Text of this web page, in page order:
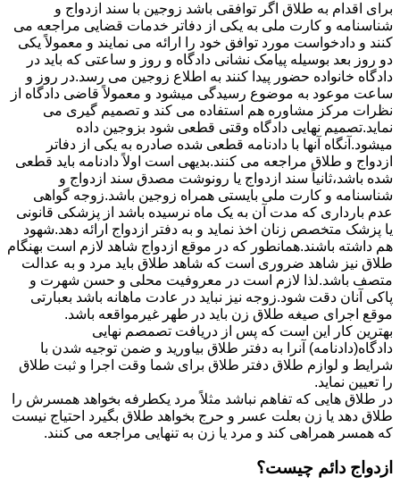
برای اقدام به طلاق اگر توافقی باشد زوجین با سند ازدواج و
شناسنامه و کارت ملی به یکی از دفاتر خدمات قضایی مراجعه می
کنند و دادخواست مورد توافق خود را ارائه می نمایند و معمولاً یکی
دو روز بعد بوسیله پیامک نشانی دادگاه و روز و ساعتی که باید در
دادگاه خانواده حضور پیدا کنند به اطلاع زوجین می رسد.در روز و
ساعت موعود به موضوع رسیدگی میشود و معمولاً قاضی دادگاه از
نظرات مرکز مشاوره هم استفاده می کند و تصمیم گیری می
نماید.تصمیم نهایی دادگاه وقتی قطعی شود بزوجین داده
میشود.آنگاه آنها با دادنامه قطعی شده صادره به یکی از دفاتر
ازدواج و طلاق مراجعه می کنند.بدیهی است اولاً دادنامه باید قطعی
شده باشد،ثانیاً سند ازدواج یا رونوشت مصدق سند ازدواج و
شناسنامه و کارت ملی بایستی همراه زوجین باشد.زوجه گواهی
عدم بارداری که مدت آن به یک ماه نرسیده باشد از پزشکی قانونی
یا پزشک متخصص زنان اخذ نماید و به دفتر ازدواج ارائه دهد.شهود
هم داشته باشند.همانطور که در موقع ازدواج شاهد لازم است بهنگام
طلاق نیز شاهد ضروری است که شاهد طلاق باید مرد و به عدالت
متصف باشد.لذا لازم است در معروفیت محلی و حسن شهرت و
پاکی آنان دقت شود.زوجه نیز نباید در عادت ماهانه باشد بعبارتی
موقع اجرای صیغه طلاق زن باید در طهر غیرمواقعه باشد.
بهترین کار این است که پس از دریافت تصمصم نهایی
دادگاه(دادنامه) آنرا به دفتر طلاق بیاورید و ضمن توجیه شدن با
شرایط و لوازم طلاق دفتر طلاق برای شما وقت اجرا و ثبت طلاق
را تعیین نماید.
در طلاق هایی که تفاهم نباشد مثلاً مرد یکطرفه بخواهد همسرش را
طلاق دهد یا زن بعلت عسر و حرج بخواهد طلاق بگیرد احتیاج نیست
که همسر همراهی کند و مرد یا زن به تنهایی مراجعه می کنند.
ازدواج دائم چیست؟